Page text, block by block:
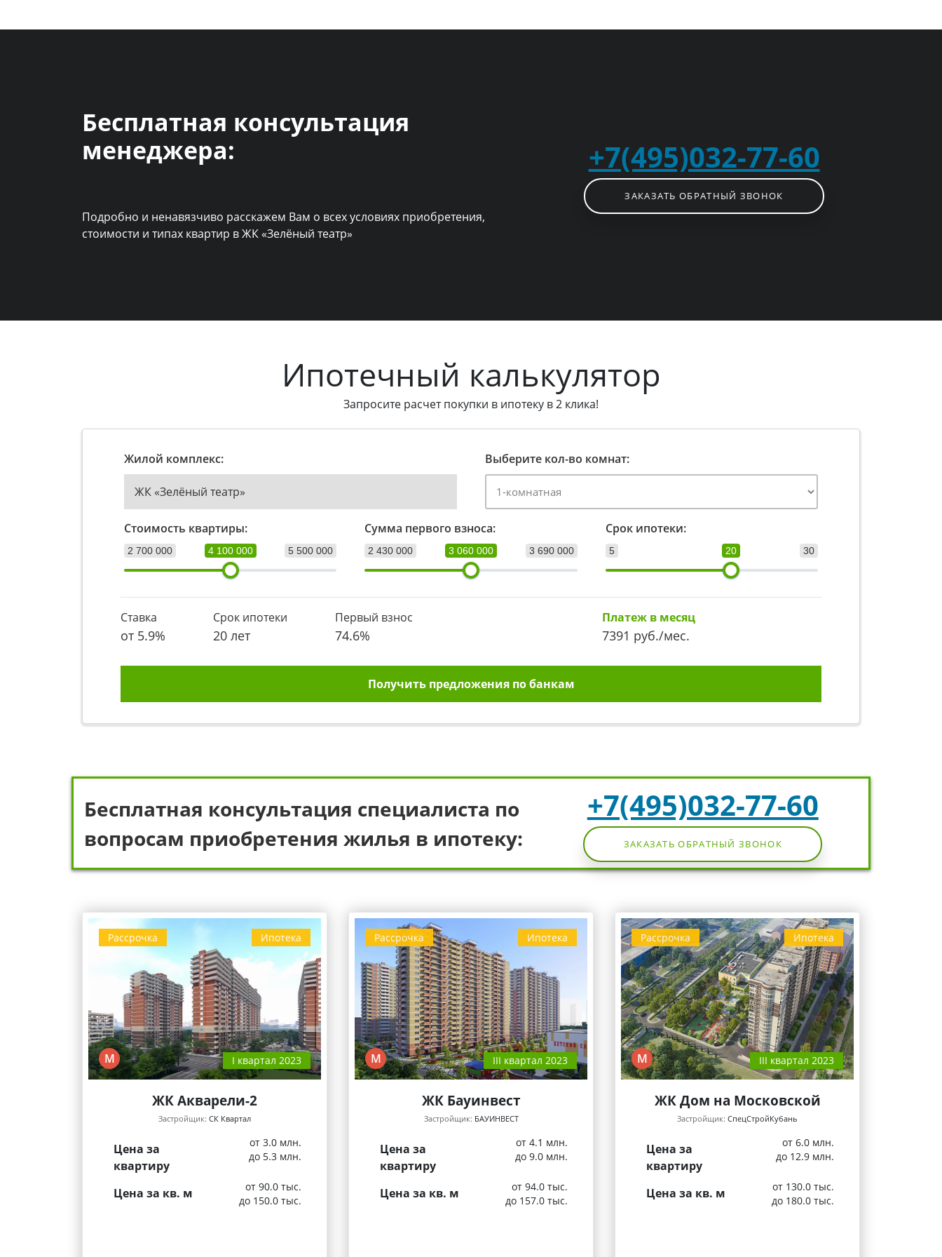
Бесплатная консультация
менеджера:
Подробно и ненавязчиво расскажем Вам о всех условиях приобретения,
стоимости и типах квартир в ЖК «Зелёный театр»
+7(495)032-77-60
ЗАКАЗАТЬ ОБРАТНЫЙ ЗВОНОК
Ипотечный калькулятор
Запросите расчет покупки в ипотеку в 2 клика!
Жилой комплекс:
ЖК «Зелёный театр»
Выберите кол-во комнат:
Стоимость квартиры:
2 700 000 5 500 000
4 100 000
Сумма первого взноса:
2 430 000 3 690 000
3 060 000
Срок ипотеки:
5 30
20
Ставка
от 5.9%
Срок ипотеки
20 лет
Первый взнос
74.6%
Платеж в месяц
7391 руб./мес.
Получить предложения по банкам
Бесплатная консультация специалиста по
вопросам приобретения жилья в ипотеку:
+7(495)032-77-60
ЗАКАЗАТЬ ОБРАТНЫЙ ЗВОНОК
Ипотека
Рассрочка
М I квартал 2023
ЖК Акварели-2
Застройщик: СК Квартал
Цена за
квартиру
от 3.0 млн.
до 5.3 млн.
Цена за кв. м
от 90.0 тыс.
до 150.0 тыс.
Ипотека
Рассрочка
М III квартал 2023
ЖК Бауинвест
Застройщик: БАУИНВЕСТ
Цена за
квартиру
от 4.1 млн.
до 9.0 млн.
Цена за кв. м
от 94.0 тыс.
до 157.0 тыс.
Ипотека
Рассрочка
М III квартал 2023
ЖК Дом на Московской
Застройщик: СпецСтройКубань
Цена за
квартиру
от 6.0 млн.
до 12.9 млн.
Цена за кв. м
от 130.0 тыс.
до 180.0 тыс.